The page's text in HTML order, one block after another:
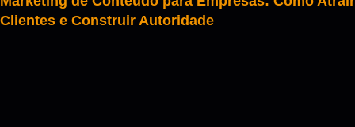
Clientes e Construir Autoridade